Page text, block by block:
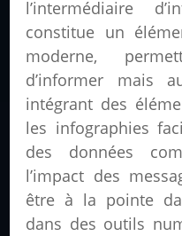
l’intermédiaire
constitue un
moderne,
d’informer mais
intégrant des
les infographies
des données
l’impact des
être à la pointe
dans des outils